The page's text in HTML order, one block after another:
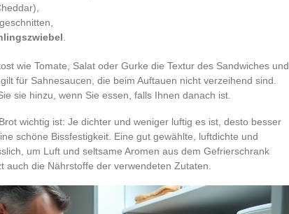
wie Tomate, Salat oder Gurke die Textur des Sandwiches und
für Sahnesaucen, die beim Auftauen nicht verzeihend sind.
sie hinzu, wenn Sie essen, falls Ihnen danach ist.
wichtig ist: Je dichter und weniger luftig es ist, desto besser
schöne Bissfestigkeit. Eine gut gewählte, luftdichte und
um Luft und seltsame Aromen aus dem Gefrierschrank
auch die Nährstoffe der verwendeten Zutaten.